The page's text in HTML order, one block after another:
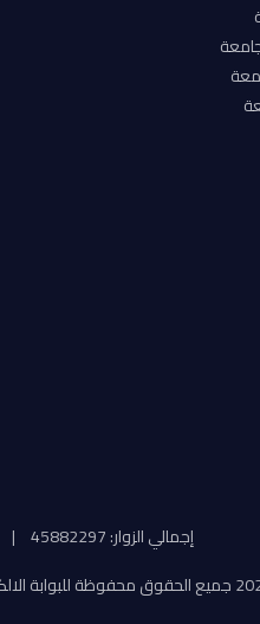
إجمالي الزوار: 45882297 |
الرسمية لجامعة الفيوم